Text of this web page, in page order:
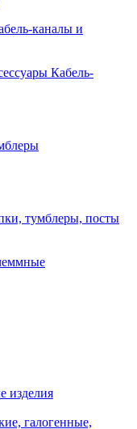
каналы и
Кабель-
тумблеры, посты
изделия